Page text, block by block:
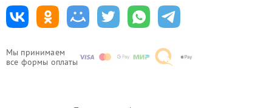
Мы принимаем
все формы оплаты